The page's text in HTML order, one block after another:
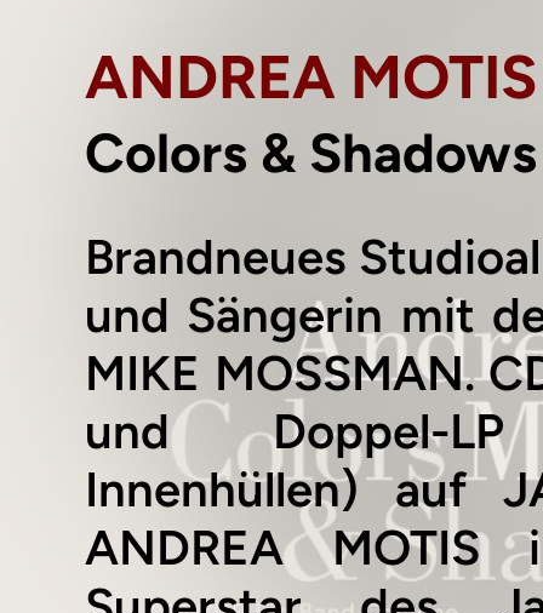
ANDREA
Colors & Shadows
Brandneues
und Sängerin mit
MIKE MOSSMAN.
und Doppel-LP
Innenhüllen) auf
ANDREA